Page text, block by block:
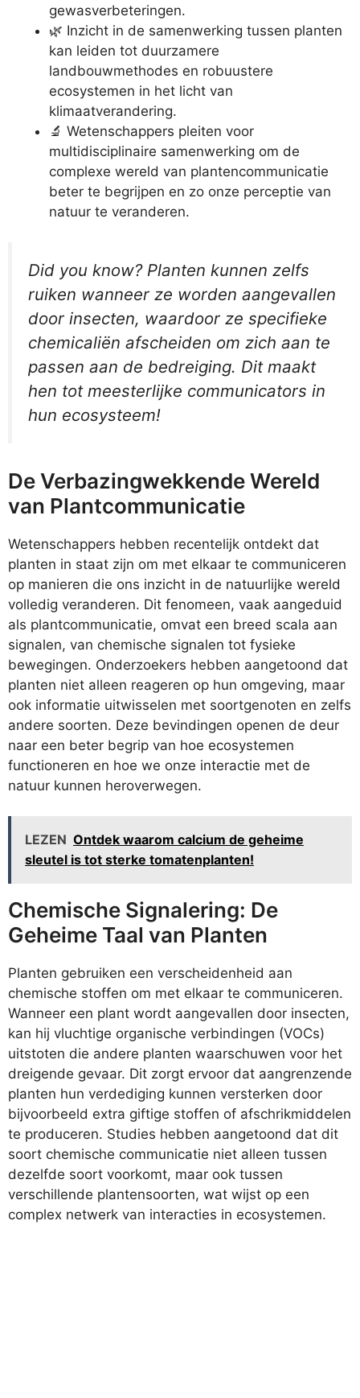
gewasverbeteringen.
🌿 Inzicht in de samenwerking tussen planten
kan leiden tot duurzamere
landbouwmethodes en robuustere
ecosystemen in het licht van
klimaatverandering.
🔬 Wetenschappers pleiten voor
multidisciplinaire samenwerking om de
complexe wereld van plantencommunicatie
beter te begrijpen en zo onze perceptie van
natuur te veranderen.
Did you know? Planten kunnen zelfs
ruiken wanneer ze worden aangevallen
door insecten, waardoor ze specifieke
chemicaliën afscheiden om zich aan te
passen aan de bedreiging. Dit maakt
hen tot meesterlijke communicators in
hun ecosysteem!
De Verbazingwekkende Wereld
van Plantcommunicatie
Wetenschappers hebben recentelijk ontdekt dat
planten in staat zijn om met elkaar te communiceren
op manieren die ons inzicht in de natuurlijke wereld
volledig veranderen. Dit fenomeen, vaak aangeduid
als plantcommunicatie, omvat een breed scala aan
signalen, van chemische signalen tot fysieke
bewegingen. Onderzoekers hebben aangetoond dat
planten niet alleen reageren op hun omgeving, maar
ook informatie uitwisselen met soortgenoten en zelfs
andere soorten. Deze bevindingen openen de deur
naar een beter begrip van hoe ecosystemen
functioneren en hoe we onze interactie met de
natuur kunnen heroverwegen.
LEZEN Ontdek waarom calcium de geheime
sleutel is tot sterke tomatenplanten!
Chemische Signalering: De
Geheime Taal van Planten
Planten gebruiken een verscheidenheid aan
chemische stoffen om met elkaar te communiceren.
Wanneer een plant wordt aangevallen door insecten,
kan hij vluchtige organische verbindingen (VOCs)
uitstoten die andere planten waarschuwen voor het
dreigende gevaar. Dit zorgt ervoor dat aangrenzende
planten hun verdediging kunnen versterken door
bijvoorbeeld extra giftige stoffen of afschrikmiddelen
te produceren. Studies hebben aangetoond dat dit
soort chemische communicatie niet alleen tussen
dezelfde soort voorkomt, maar ook tussen
verschillende plantensoorten, wat wijst op een
complex netwerk van interacties in ecosystemen.